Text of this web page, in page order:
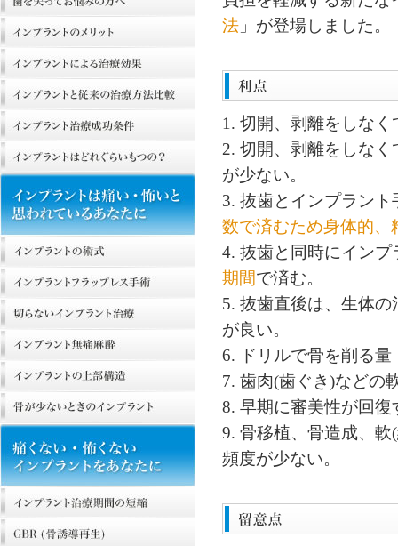
法 」が登場しました。
1. 切開、剥離をしな
2. 切開、剥離をしな
が少ない。
3. 抜歯とインプラント
数で済むため身体的、
4. 抜歯と同時にイン
期間で済む。
5. 抜歯直後は、生体
が良い。
6. ドリルで骨を削る
7. 歯肉(歯ぐき)などの
8. 早期に審美性が回復
9. 骨移植、骨造成、
頻度が少ない。